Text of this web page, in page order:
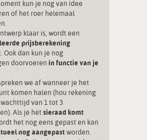
kun je nog van idee
of het roer helemaal
klaar is, wordt een
prijsberekening
Ook dan kun je nog
doorvoeren in functie van je
we af wanneer je het
komen halen (hou rekening
van 1 tot 3
Als je het sieraad komt
het nog eens gepast en kan
nog aangepast worden.